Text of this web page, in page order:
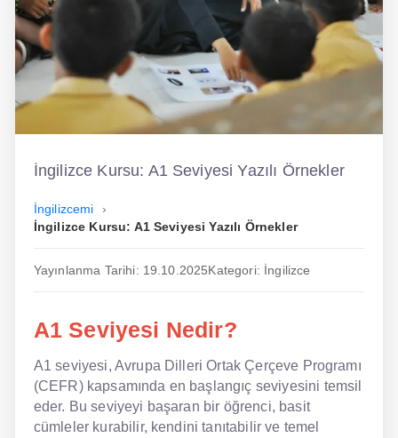
Bilinçaltı İngilizce
İngilizce Biyografiler
Dil Eğitimi
En Kolay İngilizce
Hipnozla İngilizce
Hızlı İngilizce
İngilizce Kursu: A1 Seviyesi Yazılı Örnekler
İngilizcemi
İngilizce Kursu: A1 Seviyesi Yazılı Örnekler
Yayınlanma Tarihi: 19.10.2025Kategori: İngilizce
A1 Seviyesi Nedir?
A1 seviyesi, Avrupa Dilleri Ortak Çerçeve Programı
(CEFR) kapsamında en başlangıç seviyesini temsil
eder. Bu seviyeyi başaran bir öğrenci, basit
cümleler kurabilir, kendini tanıtabilir ve temel